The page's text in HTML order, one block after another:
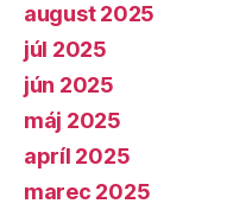
august 2025
júl 2025
jún 2025
máj 2025
apríl 2025
marec 2025